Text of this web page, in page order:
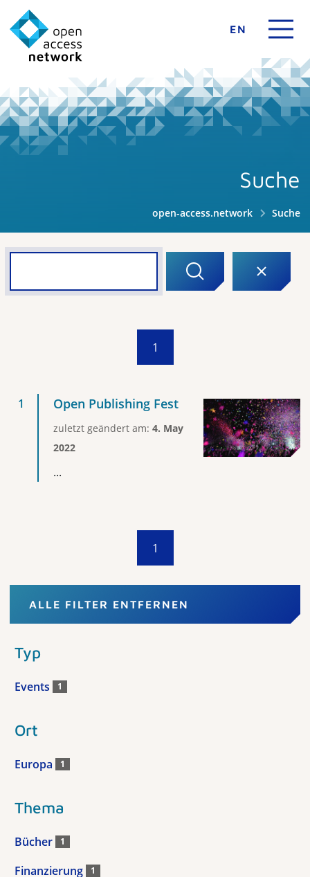
EN
Suche
open-access.network Suche
1
Open Publishing Fest
zuletzt geändert am: 4. May
2022
...
1
ALLE FILTER ENTFERNEN
Typ
Events 1
Ort
Europa 1
Thema
Bücher 1
Finanzierung 1